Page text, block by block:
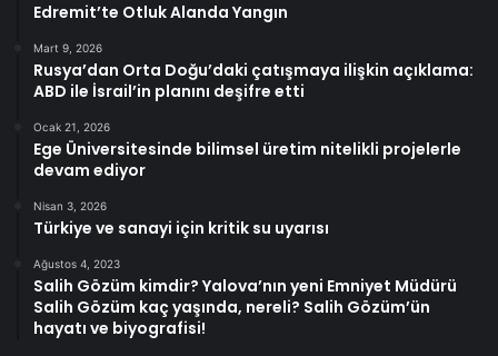
Edremit’te Otluk Alanda Yangın
Mart 9, 2026
Rusya’dan Orta Doğu’daki çatışmaya ilişkin açıklama:
ABD ile İsrail’in planını deşifre etti
Ocak 21, 2026
Ege Üniversitesinde bilimsel üretim nitelikli projelerle
devam ediyor
Nisan 3, 2026
Türkiye ve sanayi için kritik su uyarısı
Ağustos 4, 2023
Salih Gözüm kimdir? Yalova’nın yeni Emniyet Müdürü
Salih Gözüm kaç yaşında, nereli? Salih Gözüm’ün
hayatı ve biyografisi!